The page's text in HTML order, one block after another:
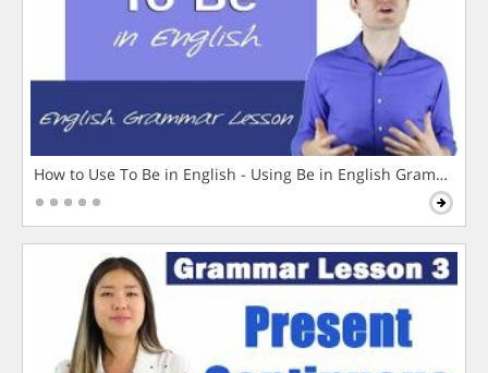
How to Use To Be in English - Using Be in English Grammar